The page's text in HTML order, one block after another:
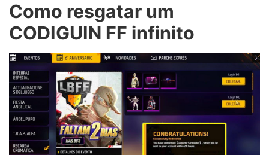
Como resgatar um
CODIGUIN FF infinito